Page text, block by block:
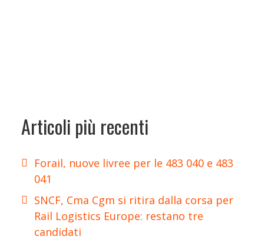
Articoli più recenti
Forail, nuove livree per le 483 040 e 483
041
SNCF, Cma Cgm si ritira dalla corsa per
Rail Logistics Europe: restano tre
candidati